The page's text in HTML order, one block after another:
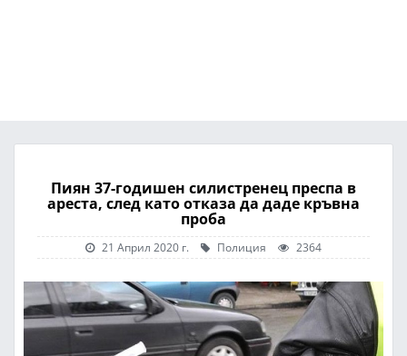
Пиян 37-годишен силистренец преспа в
ареста, след като отказа да даде кръвна
проба
21 Април 2020 г. Полиция 2364